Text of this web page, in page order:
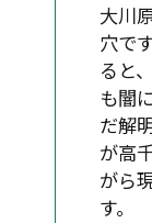
大川
穴で
ると
も闇
だ解
が高
がら
す。